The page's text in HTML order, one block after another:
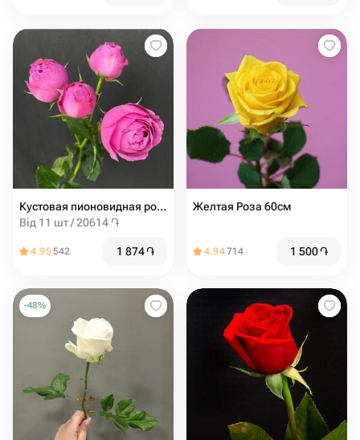
Кустовая пионовидная роза мисти баблс 60см
Від 11 шт / 20614 ֏
4.95542 1 874֏
Желтая Роза 60см
4.94714 1 500֏
-48%